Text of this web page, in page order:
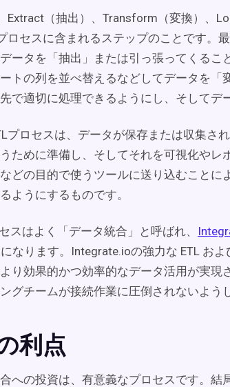
Extract（抽出）、Transform（変換）、
ロセスに含まれるステップのことです。
ータを「抽出」または引っ張ってくるこ
トの列を並べ替えるなどしてデータを「
で適切に処理できるようにし、そしてデ
プロセスは、データが保存または収集さ
ために準備し、そしてそれを可視化やレ
どの目的で使うツールに送り込むことに
ようにするものです。
スはよく「データ統合」と呼ばれ、
なります。Integrate.ioの強力な ETL お
り効果的かつ効率的なデータ活用が実現
グチームが接続作業に圧倒されないよう
利点
への投資は、有意義なプロセスです。結